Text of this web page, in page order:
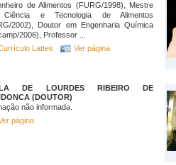
de Alimentos (FURG/1998), Mestre
e Tecnologia de Alimentos
2002), Doutor em Engenharia Química
2006), Professor ...
Lattes
Ver página
DE LOURDES RIBEIRO DE
(DOUTOR)
não informada.
página